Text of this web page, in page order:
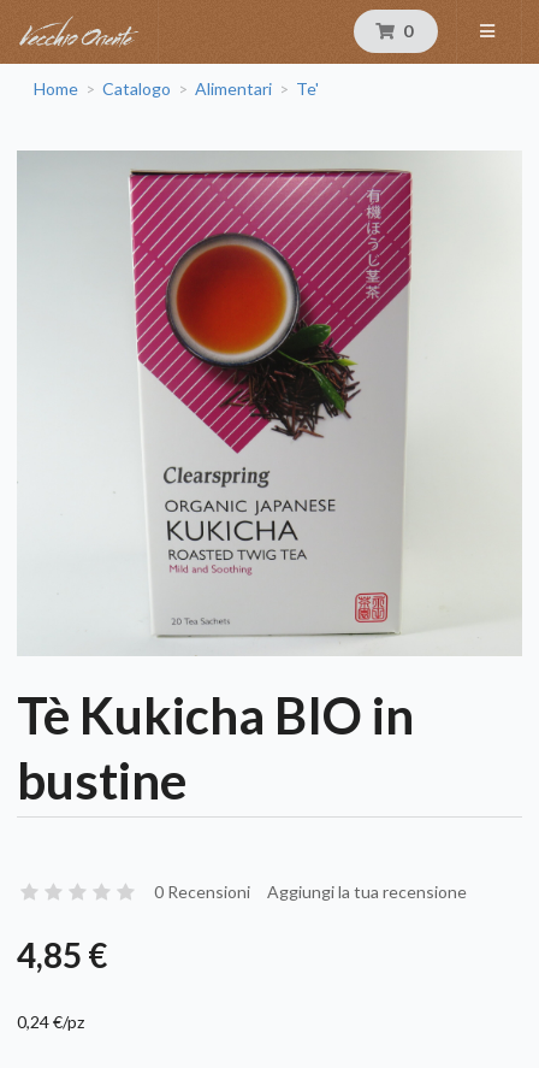
0
Home > Catalogo > Alimentari > Te'
Tè Kukicha BIO in
bustine
0 Recensioni Aggiungi la tua recensione
4,85 €
0,24 €/pz